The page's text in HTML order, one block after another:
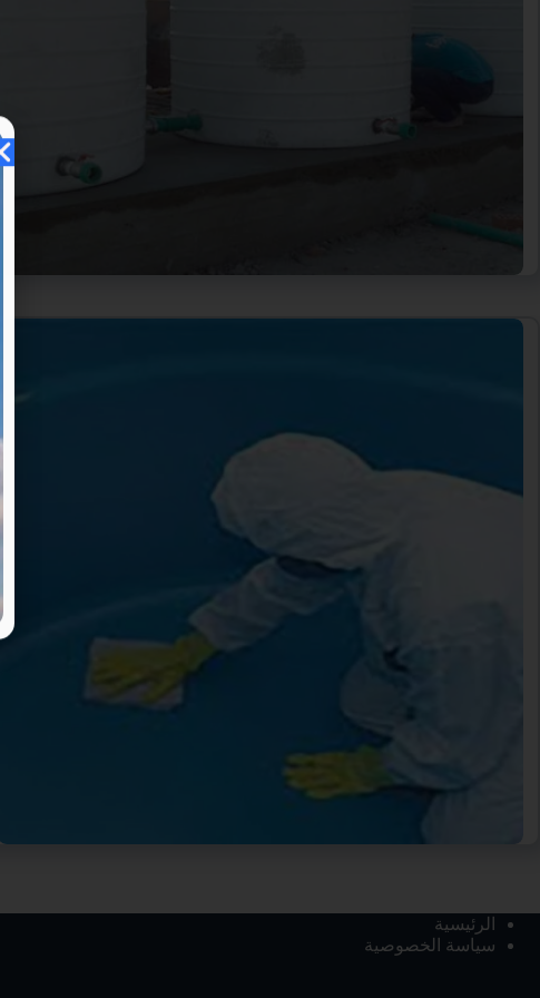
الرئيسية
سياسة الخصوصية